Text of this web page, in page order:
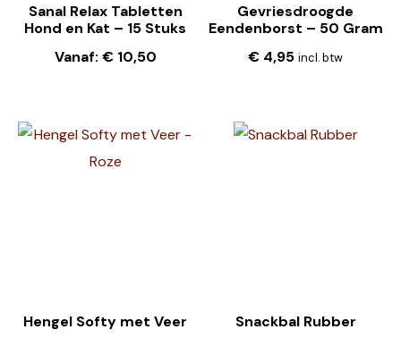
Sanal Relax Tabletten
Hond en Kat – 15 Stuks
Vanaf: €10,50
Gevriesdroogde
Eendenborst – 50 Gram
€ 4,95 incl. btw
Hengel Softy met Veer
Snackbal Rubber